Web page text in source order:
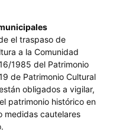
el traspaso de
a la Comunidad
1985 del Patrimonio
de Patrimonio Cultural
obligados a vigilar,
patrimonio histórico en
medidas cautelares